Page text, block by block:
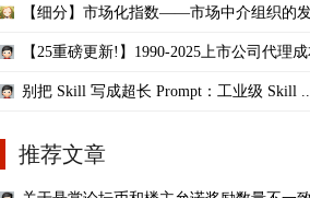
【细分】市场化指数——市场中介组织的发
【25重磅更新!】1990-2025上市公司代理成
别把 Skill 写成超长 Prompt：工业级 Skill ...
推荐文章